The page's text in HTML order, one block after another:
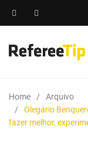
Home
Arquivo
Olegário
fazer melhor,